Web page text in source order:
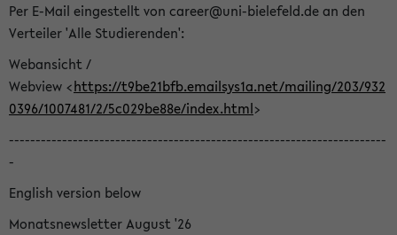
Per E-Mail eingestellt von career@uni-bielefeld.de an den
Verteiler 'Alle Studierenden':
Webansicht /
Webview <https://t9be21bfb.emailsys1a.net/mailing/203/932
0396/1007481/2/5c029be88e/index.html>
-----------------------------------------------------------------------
-
English version below
Monatsnewsletter August '26